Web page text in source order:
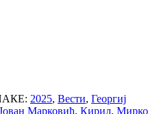
2025, Вести, Георгиј
Марковић, Кирил, Мирко